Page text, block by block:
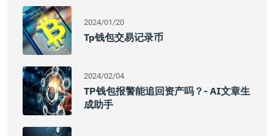
2024/01/20
Tp钱包交易记录币
2024/02/04
TP钱包报警能追回资产吗？- AI文章生
成助手